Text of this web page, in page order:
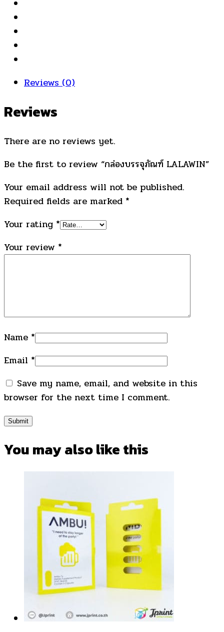
Reviews (0)
Reviews
There are no reviews yet.
Be the first to review “กล่องบรรจุภัณฑ์ LALAWIN”
Your email address will not be published.
Required fields are marked *
Your rating *
Your review *
Name *
Email *
Save my name, email, and website in this
browser for the next time I comment.
You may alsolike this